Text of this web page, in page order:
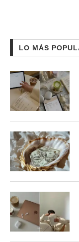
LO MÁS